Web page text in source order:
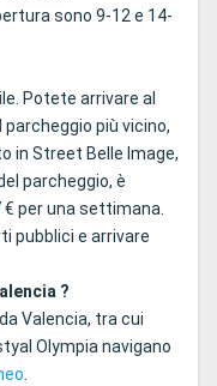
sono 9-12 e 14-
Potete arrivare al
più vicino,
in Street Belle Image,
parcheggio, è
per una settimana.
pubblici e arrivare
?
Valencia, tra cui
Olympia navigano
.